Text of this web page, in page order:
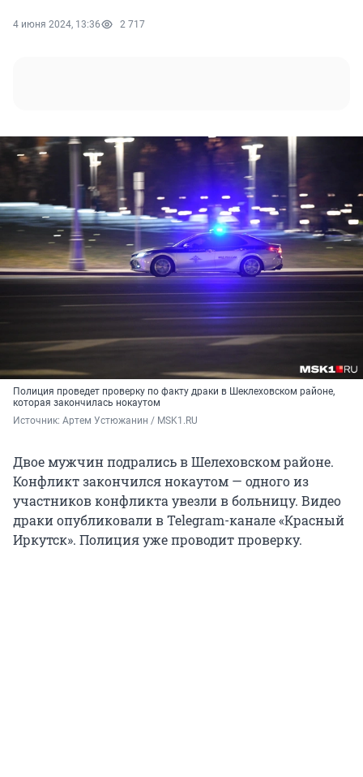
4 июня 2024, 13:36 2 717
Полиция проведет проверку по факту драки в Шеклеховском районе,
которая закончилась нокаутом
Источник: Артем Устюжанин / MSK1.RU
Двое мужчин подрались в Шелеховском районе.
Конфликт закончился нокаутом — одного из
участников конфликта увезли в больницу. Видео
драки опубликовали в Telegram-канале «Красный
Иркутск». Полиция уже проводит проверку.